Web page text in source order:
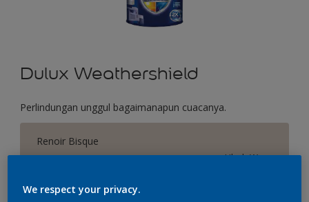
Dulux Weathershield
Perlindungan unggul bagaimanapun cuacanya.
Renoir Bisque
Ubah Warna
Ukuran
We respect your privacy.